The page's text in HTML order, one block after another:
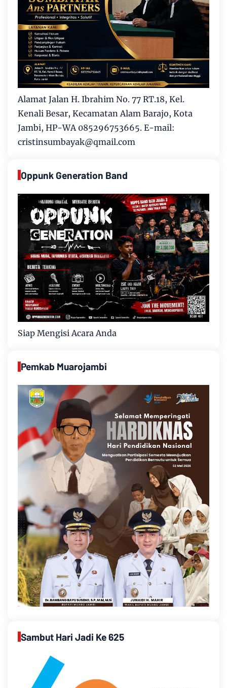
Alamat Jalan H. Ibrahim No. 77 RT.18, Kel.
Kenali Besar, Kecamatan Alam Barajo, Kota
Jambi, HP-WA 085296753665. E-mail:
cristinsumbayak@qmail.com
Oppunk Generation Band
Siap Mengisi Acara Anda
Pemkab Muarojambi
Sambut Hari Jadi Ke 625